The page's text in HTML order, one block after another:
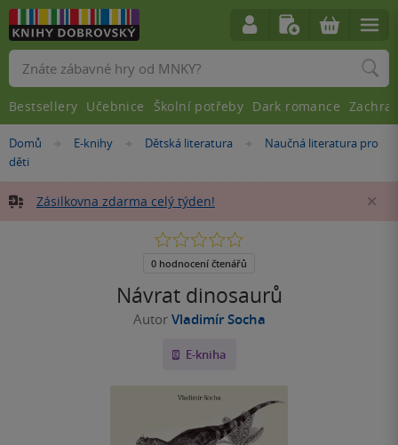
Nacházíte
se
Domů »
E-knihy »
Dětská literatura »
Naučná literatura pro
děti
Zásilkovna zdarma celý týden!
Návrat dinosaurů
Autor Vladimír Socha
E-kniha
0.0
5
0 hodnocení čtenářů
Vyhledávání
Bestsellery Učebnice Školní potřeby Dark romance